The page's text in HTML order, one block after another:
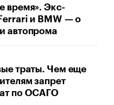
время». Экс-
и BMW — о
автопрома
траты. Чем еще
запрет
по ОСАГО